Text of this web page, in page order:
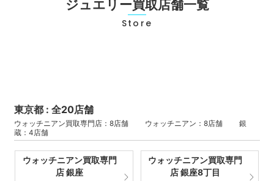
ジュエリー買取店舗一覧
Store
東京都 : 全20店舗
ウォッチニアン買取専門店：8店舗 ウォッチニアン：8店舗 銀
蔵：4店舗
ウォッチニアン買取専門
店 銀座
ウォッチニアン買取専門
店 銀座8丁目